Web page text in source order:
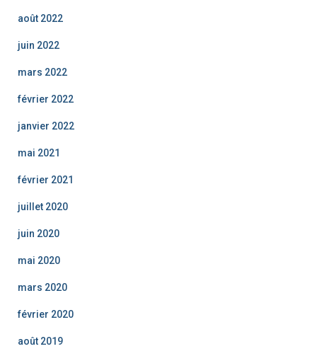
août 2022
juin 2022
mars 2022
février 2022
janvier 2022
mai 2021
février 2021
juillet 2020
juin 2020
mai 2020
mars 2020
février 2020
août 2019